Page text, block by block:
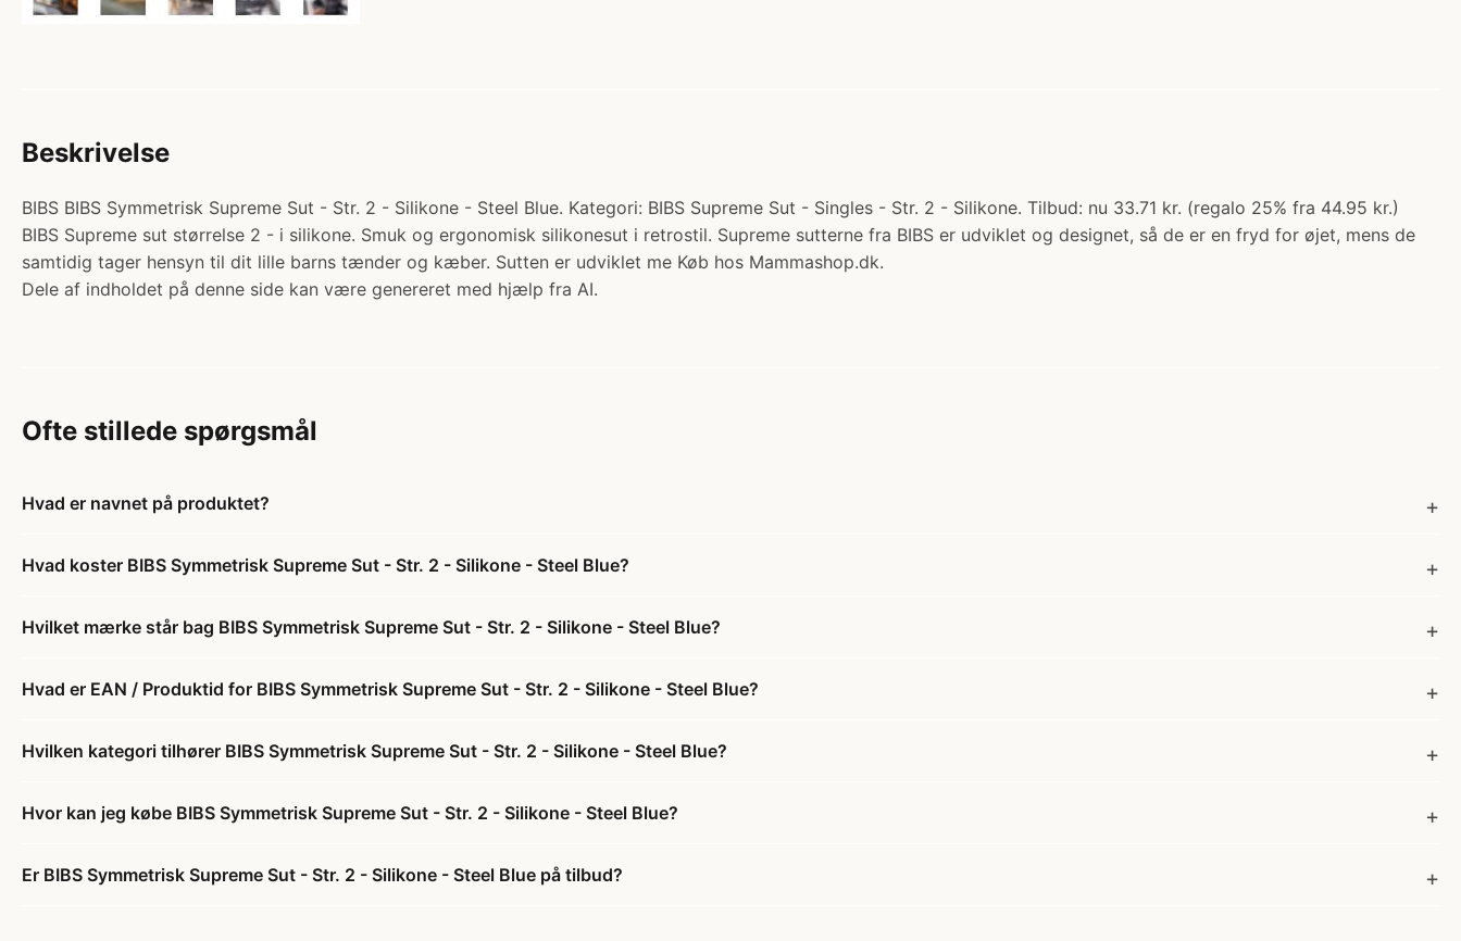
Beskrivelse
BIBS BIBS Symmetrisk Supreme Sut - Str. 2 - Silikone - Steel Blue. Kategori: BIBS Supreme Sut - Singles - Str. 2 - Silikone. Tilbud: nu 33.71 kr. (regalo 25% fra 44.95 kr.)
BIBS Supreme sut størrelse 2 - i silikone. Smuk og ergonomisk silikonesut i retrostil. Supreme sutterne fra BIBS er udviklet og designet, så de er en fryd for øjet, mens de
samtidig tager hensyn til dit lille barns tænder og kæber. Sutten er udviklet me Køb hos Mammashop.dk.
Dele af indholdet på denne side kan være genereret med hjælp fra AI.
Ofte stillede spørgsmål
Hvad er navnet på produktet?
Hvad koster BIBS Symmetrisk Supreme Sut - Str. 2 - Silikone - Steel Blue?
Hvilket mærke står bag BIBS Symmetrisk Supreme Sut - Str. 2 - Silikone - Steel Blue?
Hvad er EAN / Produktid for BIBS Symmetrisk Supreme Sut - Str. 2 - Silikone - Steel Blue?
Hvilken kategori tilhører BIBS Symmetrisk Supreme Sut - Str. 2 - Silikone - Steel Blue?
Hvor kan jeg købe BIBS Symmetrisk Supreme Sut - Str. 2 - Silikone - Steel Blue?
Er BIBS Symmetrisk Supreme Sut - Str. 2 - Silikone - Steel Blue på tilbud?